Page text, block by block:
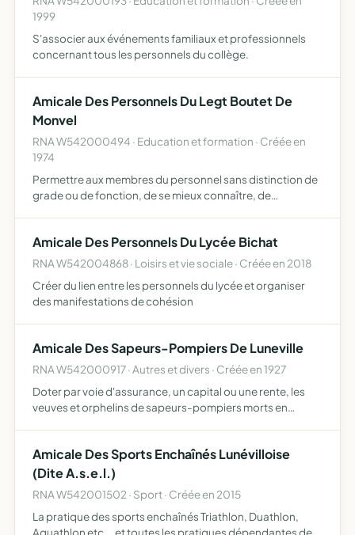
1999
S'associer aux événements familiaux et professionnels
concernant tous les personnels du collège.
Amicale Des Personnels Du Legt Boutet De
Monvel
RNA W542000494 · Education et formation · Créée en
1974
Permettre aux membres du personnel sans distinction de
grade ou de fonction, de se mieux connaître, de
ambiance d…
Amicale Des Personnels Du Lycée Bichat
RNA W542004868 · Loisirs et vie sociale · Créée en 2018
Créer du lien entre les personnels du lycée et organiser
des manifestations de cohésion
Amicale Des Sapeurs-Pompiers De Luneville
RNA W542000917 · Autres et divers · Créée en 1927
Doter par voie d'assurance, un capital ou une rente, les
veuves et orphelins de sapeurs-pompiers morts en
des seco…
Amicale Des Sports Enchaînés Lunévilloise
(Dite A.s.e.l.)
RNA W542001502 · Sport · Créée en 2015
La pratique des sports enchaînés Triathlon, Duathlon,
Aquathlon etc... et toutes les pratiques dépendantes de la